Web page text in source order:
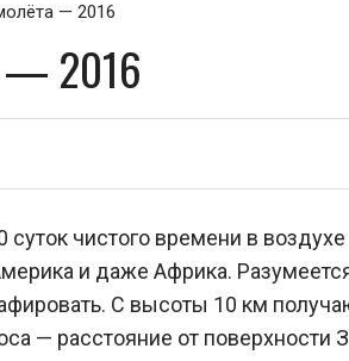
— 2016
— 2016
чистого времени в
и даже Африка.
С высоты 10 км
— расстояние от